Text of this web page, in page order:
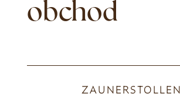
obchod
ZAUNERSTOLLEN